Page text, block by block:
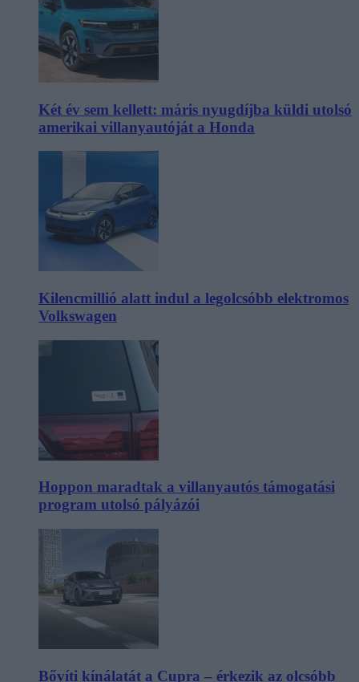
Két év sem kellett: máris nyugdíjba küldi utolsó
amerikai villanyautóját a Honda
Kilencmillió alatt indul a legolcsóbb elektromos
Volkswagen
Hoppon maradtak a villanyautós támogatási
program utolsó pályázói
Bővíti kínálatát a Cupra – érkezik az olcsóbb